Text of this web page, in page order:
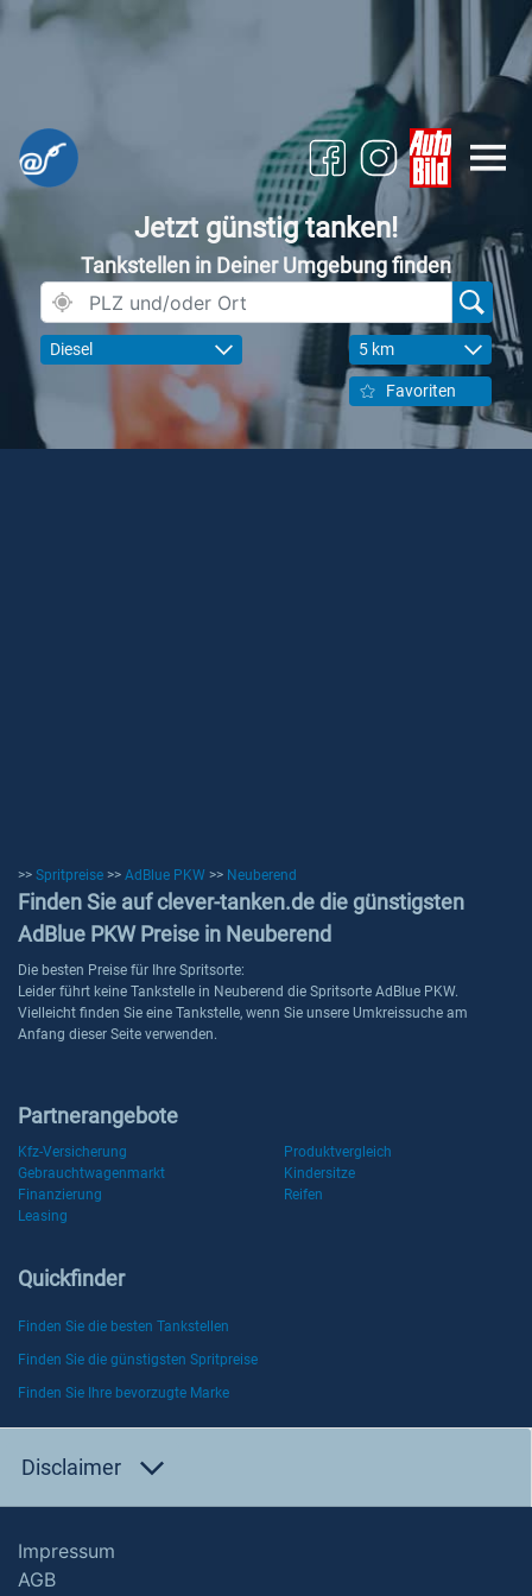
Jetzt günstig tanken!
Tankstellen in Deiner Umgebung finden
Diesel 5 km
Favoriten
>> Spritpreise >> AdBlue PKW >> Neuberend
Finden Sie auf clever-tanken.de die günstigsten
AdBlue PKW Preise in Neuberend
Die besten Preise für Ihre Spritsorte:
Leider führt keine Tankstelle in Neuberend die Spritsorte AdBlue PKW.
Vielleicht finden Sie eine Tankstelle, wenn Sie unsere Umkreissuche am
Anfang dieser Seite verwenden.
Partnerangebote
Kfz-Versicherung
Produktvergleich
Gebrauchtwagenmarkt
Kindersitze
Finanzierung
Reifen
Leasing
Quickfinder
Finden Sie die besten Tankstellen
Finden Sie die günstigsten Spritpreise
Finden Sie Ihre bevorzugte Marke
Disclaimer
Impressum
AGB